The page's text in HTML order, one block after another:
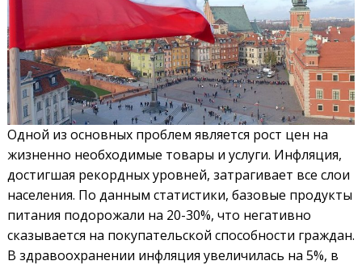
Одной из основных проблем является рост цен на
жизненно необходимые товары и услуги. Инфляция,
достигшая рекордных уровней, затрагивает все слои
населения. По данным статистики, базовые продукты
питания подорожали на 20-30%, что негативно
сказывается на покупательской способности граждан.
В здравоохранении инфляция увеличилась на 5%, в